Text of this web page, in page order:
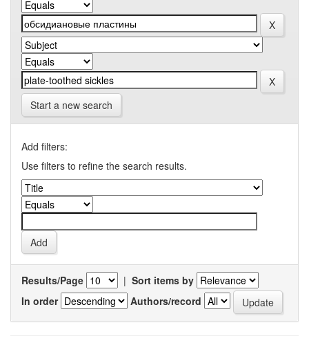
Start a new search
Add filters:
Use filters to refine the search results.
Results/Page | Sort items by
In order
Authors/record